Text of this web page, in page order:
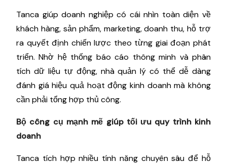
Tanca giúp doanh nghiệp có cái nhìn toàn diện về
khách hàng, sản phẩm, marketing, doanh thu, hỗ trợ
ra quyết định chiến lược theo từng giai đoạn phát
triển. Nhờ hệ thống báo cáo thông minh và phân
tích dữ liệu tự động, nhà quản lý có thể dễ dàng
đánh giá hiệu quả hoạt động kinh doanh mà không
cần phải tổng hợp thủ công.
Bộ công cụ mạnh mẽ giúp tối ưu quy trình kinh
doanh
Tanca tích hợp nhiều tính năng chuyên sâu để hỗ